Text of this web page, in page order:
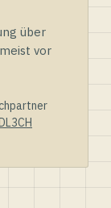
über
vor